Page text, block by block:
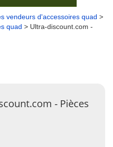
vendeurs d'accessoires quad >
quad > Ultra-discount.com -
- Pièces